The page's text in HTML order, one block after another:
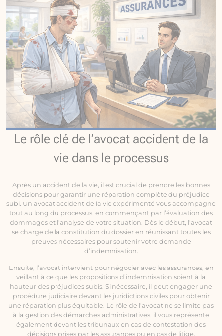
Le rôle clé de l’avocat accident de la
vie dans le processus
Après un accident de la vie, il est crucial de prendre les bonnes
décisions pour garantir une réparation complète du préjudice
subi. Un avocat accident de la vie expérimenté vous accompagne
tout au long du processus, en commençant par l’évaluation des
dommages et l’analyse de votre situation. Dès le début, l’avocat
se charge de la constitution du dossier en réunissant toutes les
preuves nécessaires pour soutenir votre demande
d’indemnisation.
Ensuite, l’avocat intervient pour négocier avec les assurances, en
veillant à ce que les propositions d’indemnisation soient à la
hauteur des préjudices subis. Si nécessaire, il peut engager une
procédure judiciaire devant les juridictions civiles pour obtenir
une réparation plus équitable. Le rôle de l’avocat ne se limite pas
à la gestion des démarches administratives, il vous représente
également devant les tribunaux en cas de contestation des
décisions prises par les assurances ou en cas de litige.